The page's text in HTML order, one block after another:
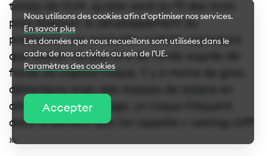
totale de XLM, qu’elle vend au fil des mois
pour financer le développement du
protocole. Les analystes notent cependant
que Stellar n’a pas levé de fonds auprès de
fonds de capital-risque. Il y a moins de gros
détenteurs avec des masses de
attente de déblocage, un risque fréquent
dans le secteur que l’on appelle « vesting cliff
».
Nous utilisons des cookies afin d’optimiser nos services.
En savoir plus
Les données que nous recueillons sont utilisées dans le
cadre de nos activités au sein de l’UE.
Paramètres des cookies
Paramètres des cookies
Accepter